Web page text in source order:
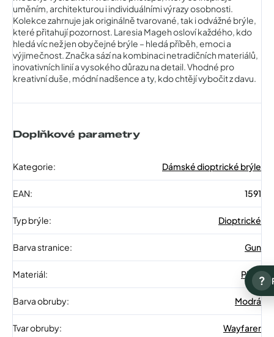
uměním, architekturou i individuálními výrazy osobnosti.
Kolekce zahrnuje jak originálně tvarované, tak i odvážné brýle,
které přitahují pozornost. Laresia Mageh osloví každého, kdo
hledá víc než jen obyčejné brýle – hledá příběh, emoci a
výjimečnost. Značka sází na kombinaci netradičních materiálů,
inovativních linií a vysokého důrazu na detail. Vhodné pro
kreativní duše, módní nadšence a ty, kdo chtějí vybočit z davu.
Doplňkové parametry
Kategorie: Dámské dioptrické brýle
EAN: 1591
Typ brýle: Dioptrické
Barva stranice: Gun
Materiál: Plast
Barva obruby: Modrá
Tvar obruby: Wayfarer
?